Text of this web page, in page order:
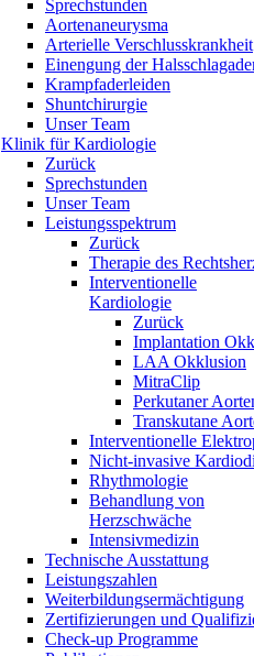
Sprechstunden
Aortenaneurysma
Arterielle Verschlusskrankheit
Einengung der
Krampfaderleiden
Shuntchirurgie
Unser Team
Klinik für Kardiologie
Zurück
Sprechstunden
Unser Team
Leistungsspektrum
Zurück
Therapie des
Interventionelle
Kardiologie
Zurück
Implantation
LAA Okklusion
MitraClip
Perkutaner
Transkutane
Interventionelle
Nicht-invasive
Rhythmologie
Behandlung von
Herzschwäche
Intensivmedizin
Technische Ausstattung
Leistungszahlen
Weiterbildungsermächtigung
Zertifizierungen und
Check-up Programme